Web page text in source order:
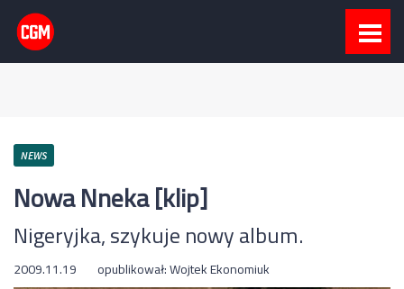
NEWS
Nowa Nneka [klip]
Nigeryjka, szykuje nowy album.
2009.11.19 opublikował:Wojtek Ekonomiuk